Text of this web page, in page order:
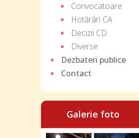
Convocatoare
Hotărâri CA
Decizii CD
Diverse
Dezbateri publice
Contact
Galerie foto